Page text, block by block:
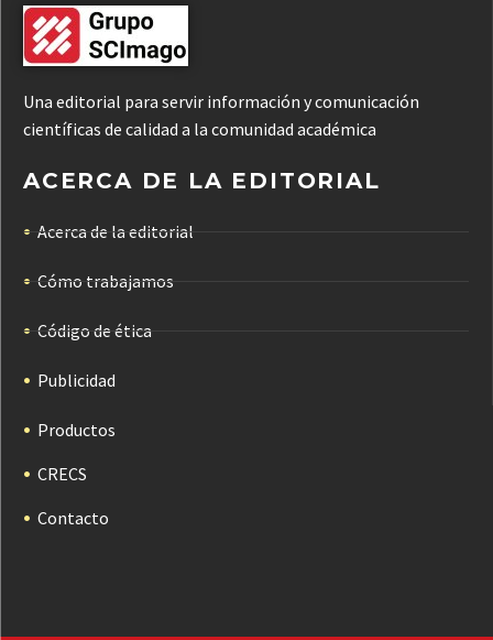
Una editorial para servir información y comunicación
científicas de calidad a la comunidad académica
ACERCA DE LA EDITORIAL
Acerca de la editorial
Cómo trabajamos
Código de ética
Publicidad
Productos
CRECS
Contacto